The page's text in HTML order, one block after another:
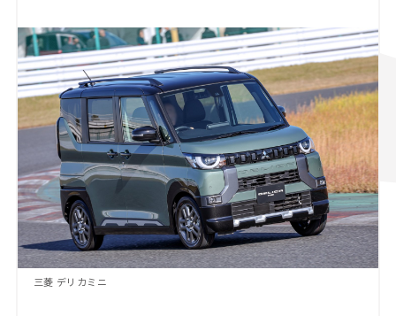
三菱 デリカミニ